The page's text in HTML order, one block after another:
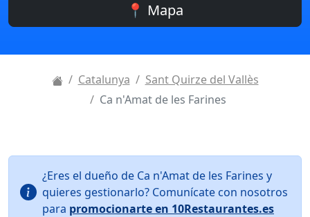
📍 Mapa
Catalunya
Sant Quirze del Vallès
Ca n'Amat de les Farines
¿Eres el dueño de Ca n'Amat de les Farines y
quieres gestionarlo? Comunícate con nosotros
para promocionarte en 10Restaurantes.es